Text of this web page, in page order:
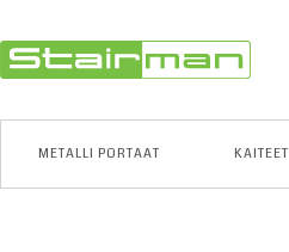
METALLI PORTAAT KAITEET